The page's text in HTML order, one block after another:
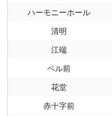
ハーモニーホール
清明
江端
ベル前
花堂
赤十字前